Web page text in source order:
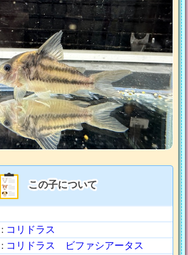
この子について
コリドラス
コリドラス ビファシアータス